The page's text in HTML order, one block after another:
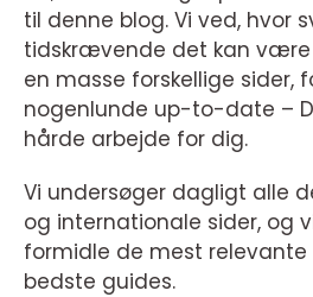
til denne blog. Vi ved, hvor
tidskrævende det kan
en masse forskellige sider,
nogenlunde up-to-date –
hårde arbejde for dig.
Vi undersøger dagligt alle
og internationale sider, og
formidle de mest
bedste guides.